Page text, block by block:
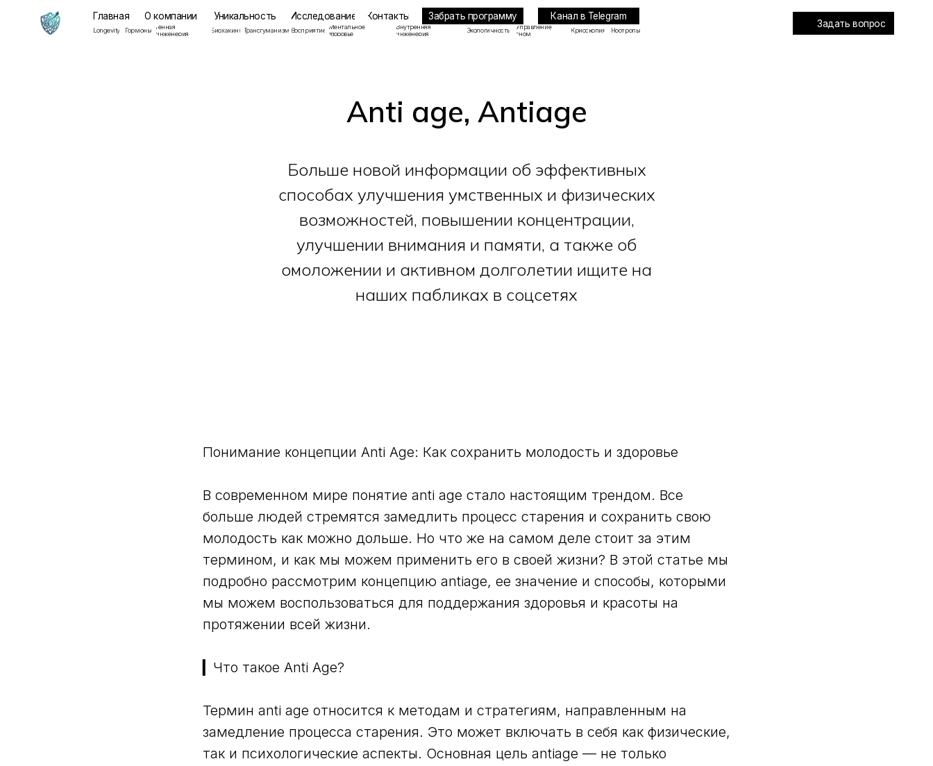
Главная
Longevity Гормоны инженерия Биохакинг Трансгуманизм здоровье инженерия Экологичность Управление
сном Криоскопия Ноотропы
О компании Уникальность Исследование Контакты Канал в Telegram
Забрать программу
Anti age, Antiage
Больше новой информации об эффективных
способах улучшения умственных и физических
возможностей, повышении концентрации,
улучшении внимания и памяти, а также об
омоложении и активном долголетии ищите на
наших пабликах в соцсетях
Понимание концепции Anti Age: Как сохранить молодость и здоровье
В современном мире понятие anti age стало настоящим трендом. Все
больше людей стремятся замедлить процесс старения и сохранить свою
молодость как можно дольше. Но что же на самом деле стоит за этим
термином, и как мы можем применить его в своей жизни? В этой статье мы
подробно рассмотрим концепцию antiage, ее значение и способы, которыми
мы можем воспользоваться для поддержания здоровья и красоты на
протяжении всей жизни.
▎Что такое Anti Age?
Термин anti age относится к методам и стратегиям, направленным на
замедление процесса старения. Это может включать в себя как физические,
так и психологические аспекты. Основная цель antiage — не только